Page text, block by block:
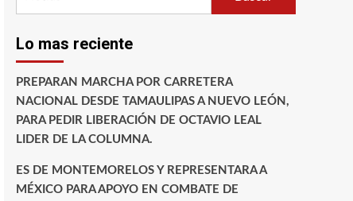
Lo mas reciente
PREPARAN MARCHA POR CARRETERA
NACIONAL DESDE TAMAULIPAS A NUEVO LEÓN,
PARA PEDIR LIBERACIÓN DE OCTAVIO LEAL
LIDER DE LA COLUMNA.
ES DE MONTEMORELOS Y REPRESENTARA A
MÉXICO PARA APOYO EN COMBATE DE